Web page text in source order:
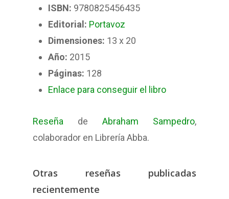
ISBN: 9780825456435
Editorial: Portavoz
Dimensiones: 13 x 20
Año: 2015
Páginas: 128
Enlace para conseguir el libro
Reseña de Abraham Sampedro,
colaborador en Librería Abba.
Otras reseñas publicadas
recientemente